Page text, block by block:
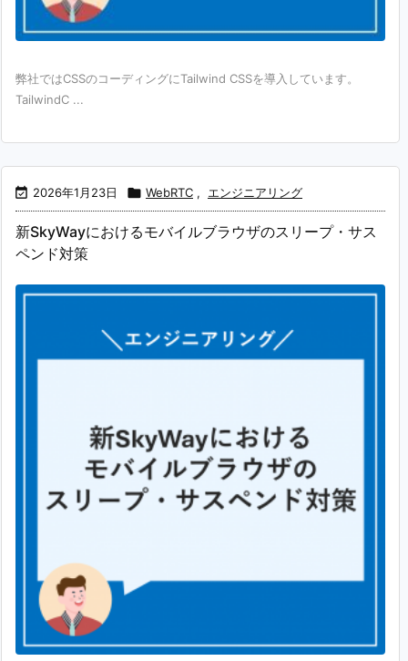
弊社ではCSSのコーディングにTailwind CSSを導入しています。
TailwindC ...
 2026年1月23日  WebRTC , エンジニアリング
新SkyWayにおけるモバイルブラウザのスリープ・サス
ペンド対策